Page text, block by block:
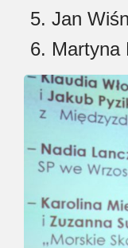
Jan
Martyna